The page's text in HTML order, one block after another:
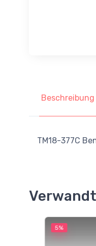
Beschreibung
TM18-377C
5%